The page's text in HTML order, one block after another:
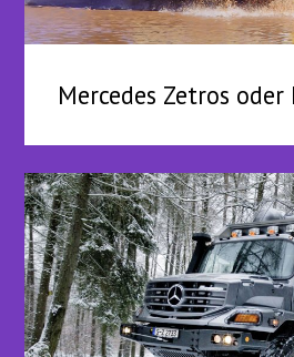
Mercedes Zetros oder